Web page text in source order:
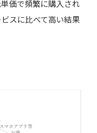
価で頻繁に購入され
スに比べて高い結果